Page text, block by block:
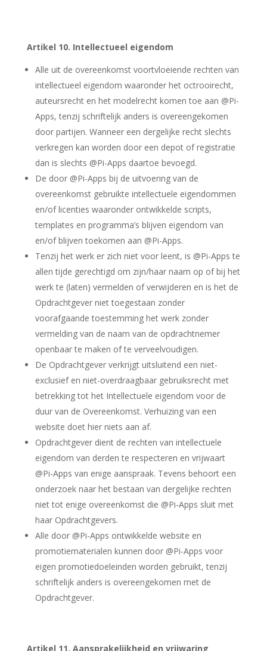
Artikel 10. Intellectueel eigendom
Alle uit de overeenkomst voortvloeiende rechten van
intellectueel eigendom waaronder het octrooirecht,
auteursrecht en het modelrecht komen toe aan @Pi-
Apps, tenzij schriftelijk anders is overeengekomen
door partijen. Wanneer een dergelijke recht slechts
verkregen kan worden door een depot of registratie
dan is slechts @Pi-Apps daartoe bevoegd.
De door @Pi-Apps bij de uitvoering van de
overeenkomst gebruikte intellectuele eigendommen
en/of licenties waaronder ontwikkelde scripts,
templates en programma’s blijven eigendom van
en/of blijven toekomen aan @Pi-Apps.
Tenzij het werk er zich niet voor leent, is @Pi-Apps te
allen tijde gerechtigd om zijn/haar naam op of bij het
werk te (laten) vermelden of verwijderen en is het de
Opdrachtgever niet toegestaan zonder
voorafgaande toestemming het werk zonder
vermelding van de naam van de opdrachtnemer
openbaar te maken of te verveelvoudigen.
De Opdrachtgever verkrijgt uitsluitend een niet-
exclusief en niet-overdraagbaar gebruiksrecht met
betrekking tot het Intellectuele eigendom voor de
duur van de Overeenkomst. Verhuizing van een
website doet hier niets aan af.
Opdrachtgever dient de rechten van intellectuele
eigendom van derden te respecteren en vrijwaart
@Pi-Apps van enige aanspraak. Tevens behoort een
onderzoek naar het bestaan van dergelijke rechten
niet tot enige overeenkomst die @Pi-Apps sluit met
haar Opdrachtgevers.
Alle door @Pi-Apps ontwikkelde website en
promotiematerialen kunnen door @Pi-Apps voor
eigen promotiedoeleinden worden gebruikt, tenzij
schriftelijk anders is overeengekomen met de
Opdrachtgever.
Artikel 11. Aansprakelijkheid en vrijwaring